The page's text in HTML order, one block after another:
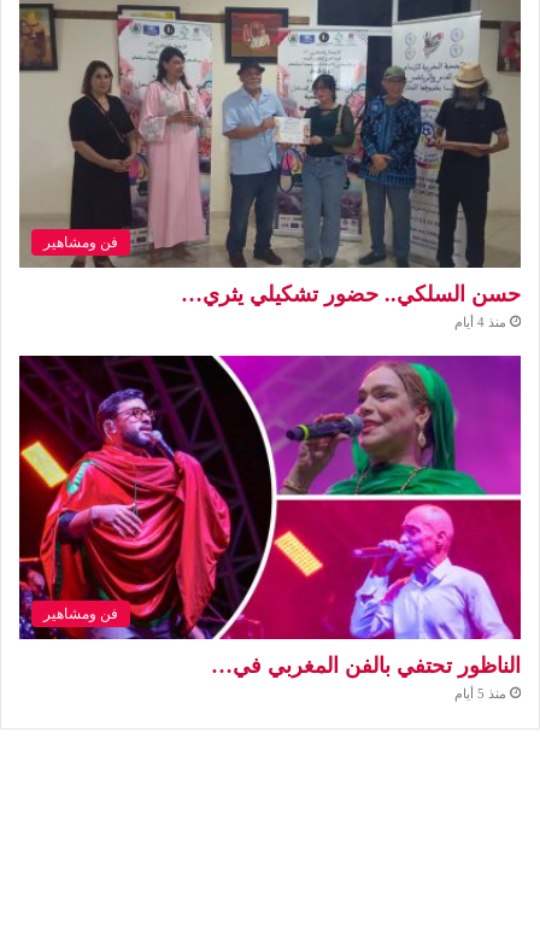
فن ومشاهير
حسن السلكي.. حضور تشكيلي يثري…
منذ 4 أيام
فن ومشاهير
الناظور تحتفي بالفن المغربي في…
منذ 5 أيام